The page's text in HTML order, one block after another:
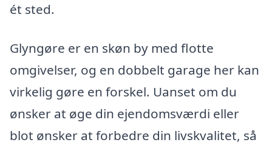
ét sted.
Glyngøre er en skøn by med flotte
omgivelser, og en dobbelt garage her kan
virkelig gøre en forskel. Uanset om du
ønsker at øge din ejendomsværdi eller
blot ønsker at forbedre din livskvalitet, så